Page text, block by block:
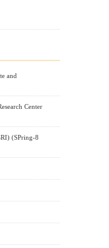
and
Center
(SPring-8